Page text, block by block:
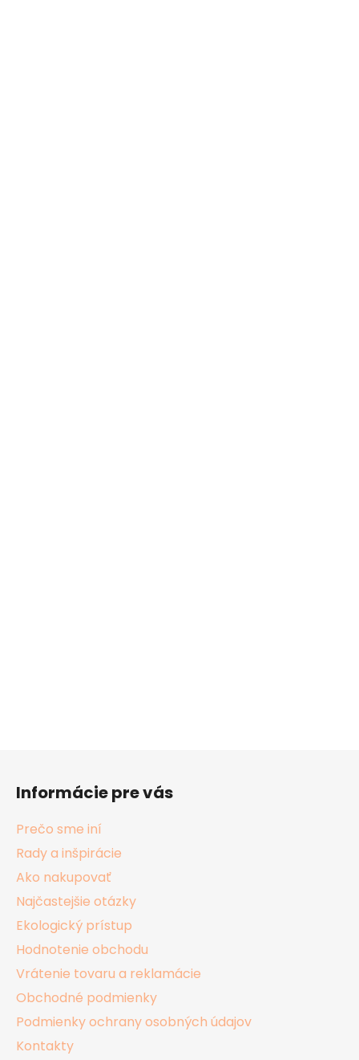
Informácie pre vás
Prečo sme iní
Rady a inšpirácie
Ako nakupovať
Najčastejšie otázky
Ekologický prístup
Hodnotenie obchodu
Vrátenie tovaru a reklamácie
Obchodné podmienky
Podmienky ochrany osobných údajov
Kontakty